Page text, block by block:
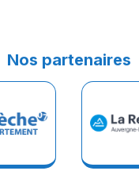
Nos partenaires